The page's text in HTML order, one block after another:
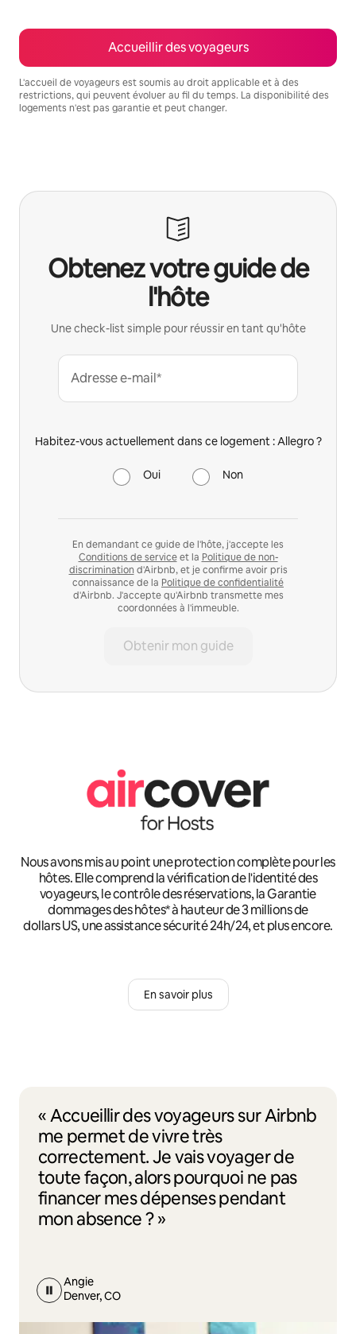
Accueillir des voyageurs
L'accueil de voyageurs est soumis au droit applicable et à des
restrictions, qui peuvent évoluer au fil du temps. La disponibilité des
logements n'est pas garantie et peut changer.
Obtenez votre guide de
l'hôte
Une check-list simple pour réussir en tant qu'hôte
Adresse e-mail*
Habitez-vous actuellement dans ce logement : Allegro ?
Oui Non
En demandant ce guide de l'hôte, j'accepte les
Conditions de serviceet la Politique de non-
discrimination d'Airbnb, et je confirme avoir pris
connaissance de la Politique de confidentialité
d'Airbnb. J'accepte qu'Airbnb transmette mes
coordonnées à l'immeuble.
Obtenir mon guide
Nous avons mis au point une protection complète pour les
hôtes. Elle comprend la vérification de l'identité des
voyageurs, le contrôle des réservations, la Garantie
dommages des hôtes* à hauteur de 3 millions de
dollars US, une assistance sécurité 24h/24, et plus encore.
En savoir plus
« Accueillir des voyageurs sur Airbnb
me permet de vivre très
correctement. Je vais voyager de
toute façon, alors pourquoi ne pas
financer mes dépenses pendant
mon absence ? »
Angie
Denver, CO